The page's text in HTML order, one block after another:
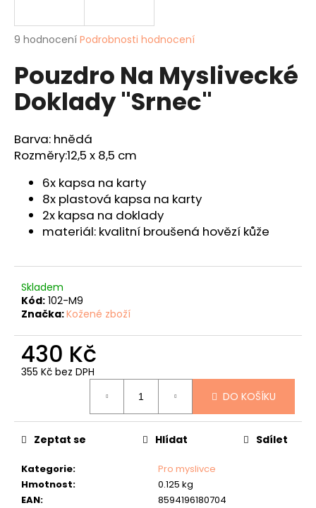
Průměrné
produktu
je
3,6
hvězdiček.
9 hodnocení Podrobnosti hodnocení
Pouzdro Na Myslivecké
Doklady "Srnec"
Barva: hnědá
Rozměry:12,5 x 8,5 cm
6x kapsa na karty
8x plastová kapsa na karty
2x kapsa na doklady
materiál: kvalitní broušená hovězí kůže
Skladem
Kód: 102-M9
Značka:Kožené zboží
430 Kč
355 Kč bez DPH
DO KOŠÍKU
Kategorie:
Pro myslivce
Hmotnost:
0.125 kg
EAN:
8594196180704
Zeptat se Hlídat Sdílet
j
t
?
HLEDAT
o
u
č
u
e
m
KOŽENÝ
PÁSEK
ČERNÝ
634
Kč